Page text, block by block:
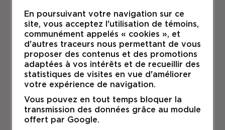
Aménagement polyvalent
adaptable à diverses
opérations
Stratégiquement situé dans un
secteur industriel recherché,
l’immeuble bénéficie d’un accès
rapide aux principaux axes routiers
ainsi qu’aux services à proximité.
Une excellente opportunité de
En poursuivant votre navigation sur ce
site, vous acceptez l'utilisation de témoins,
communément appelés « cookies », et
d'autres traceurs nous permettant de vous
proposer des contenus et des promotions
adaptées à vos intérêts et de recueillir des
statistiques de visites en vue d'améliorer
votre expérience de navigation.
Vous pouvez en tout temps bloquer la
transmission des données grâce au module
offert par Google.